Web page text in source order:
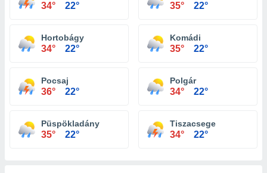
34° 22° 35° 22°
Hortobágy
34° 22°
Komádi
35° 22°
Pocsaj
36° 22°
Polgár
34° 22°
Püspökladány
35° 22°
Tiszacsege
34° 22°